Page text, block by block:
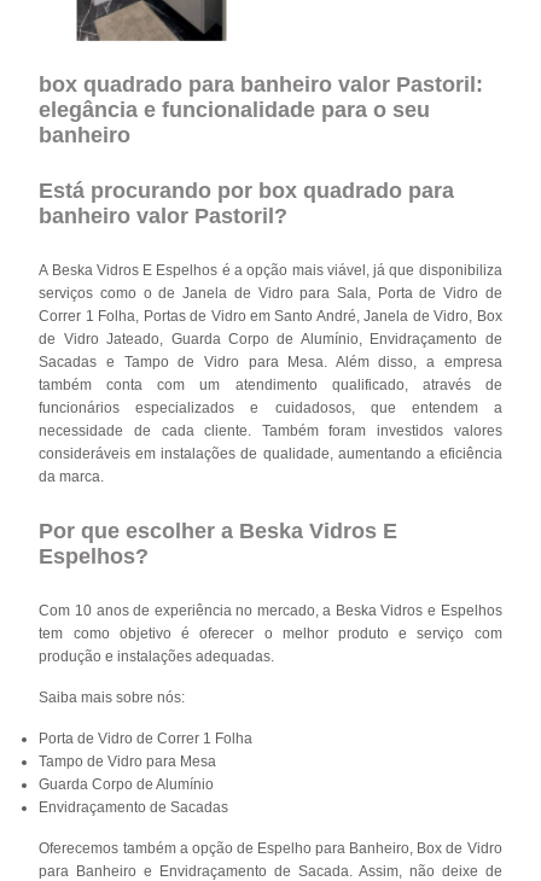
box quadrado para banheiro valor Pastoril:
elegância e funcionalidade para o seu
banheiro
Está procurando por box quadrado para
banheiro valor Pastoril?
A Beska Vidros E Espelhos é a opção mais viável, já que disponibiliza
serviços como o de Janela de Vidro para Sala, Porta de Vidro de
Correr 1 Folha, Portas de Vidro em Santo André, Janela de Vidro, Box
de Vidro Jateado, Guarda Corpo de Alumínio, Envidraçamento de
Sacadas e Tampo de Vidro para Mesa. Além disso, a empresa
também conta com um atendimento qualificado, através de
funcionários especializados e cuidadosos, que entendem a
necessidade de cada cliente. Também foram investidos valores
consideráveis em instalações de qualidade, aumentando a eficiência
da marca.
Por que escolher a Beska Vidros E
Espelhos?
Com 10 anos de experiência no mercado, a Beska Vidros e Espelhos
tem como objetivo é oferecer o melhor produto e serviço com
produção e instalações adequadas.
Saiba mais sobre nós:
Porta de Vidro de Correr 1 Folha
Tampo de Vidro para Mesa
Guarda Corpo de Alumínio
Envidraçamento de Sacadas
Oferecemos também a opção de Espelho para Banheiro, Box de Vidro
para Banheiro e Envidraçamento de Sacada. Assim, não deixe de